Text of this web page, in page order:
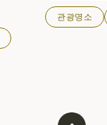
관광명소